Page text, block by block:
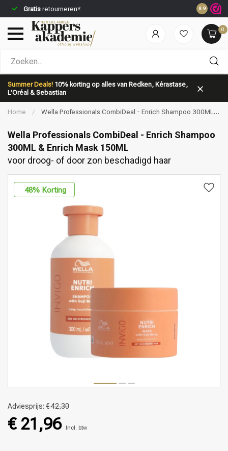
Gratis retourneren* Voor
8.9
0
Summer Deals! 10% korting op alles van Redken, Kérastase,
L’Oréal & Sebastian
Welke categorie ben jij naar op zoek?
Merken Haarverzorging
Home /
Wella Professionals CombiDeal - Enrich Shampoo 300ML &
Wella Professionals CombiDeal - Enrich Shampoo
300ML & Enrich Mask 150ML
voor droog- of door zon beschadigd haar
48% Korting
Adviesprijs: € 42,30
€ 21,96 Incl. btw